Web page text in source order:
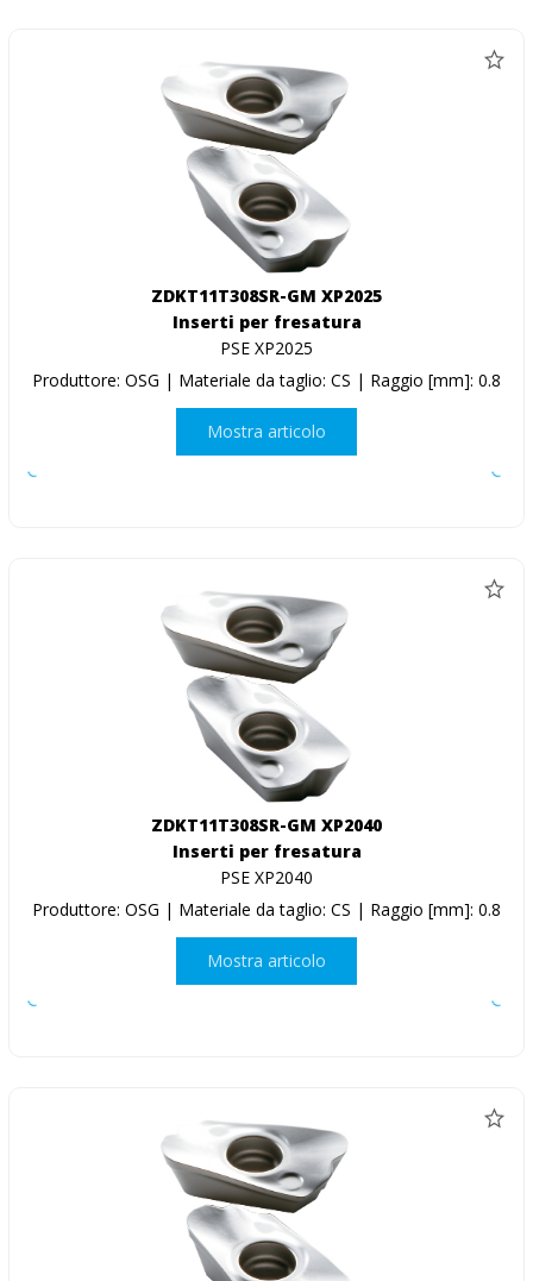
ZDKT11T308SR-GM XP2025
Inserti per fresatura
PSE XP2025
Produttore: OSG | Materiale da taglio: CS | Raggio [mm]: 0.8
Mostra articolo
ZDKT11T308SR-GM XP2040
Inserti per fresatura
PSE XP2040
Produttore: OSG | Materiale da taglio: CS | Raggio [mm]: 0.8
Mostra articolo